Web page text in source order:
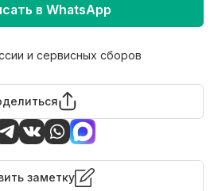
в WhatsApp
и сервисных сборов
заметку